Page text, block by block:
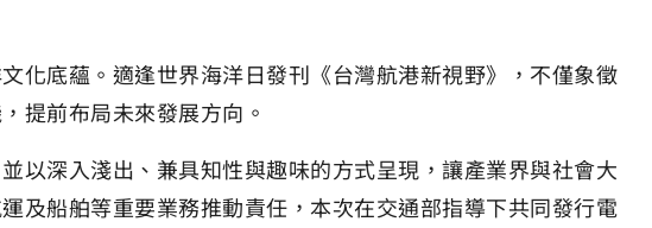
化底蘊。適逢世界海洋日發刊《台灣航港新視野》，不僅象徵
提前布局未來發展方向。
以深入淺出、兼具知性與趣味的方式呈現，讓產業界與社會大
及船舶等重要業務推動責任，本次在交通部指導下共同發行電